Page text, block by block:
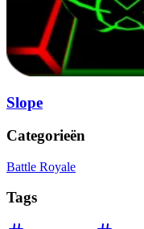
Slope
Categorieën
Battle Royale
Tags